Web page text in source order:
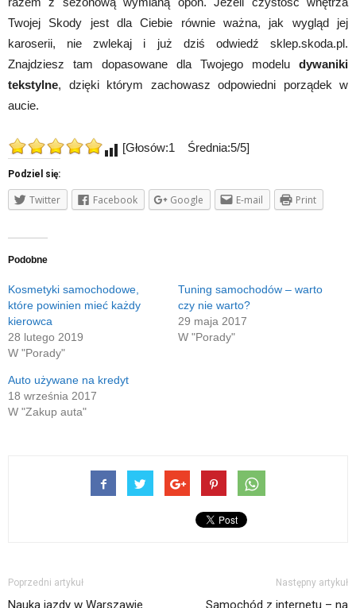
Twojej Skody jest dla Ciebie równie ważna, jak wygląd jej
karoserii, nie zwlekaj i już dziś odwiedź sklep.skoda.pl.
Znajdziesz tam dopasowane dla Twojego modelu dywaniki
tekstylne, dzięki którym zachowasz odpowiedni porządek w
aucie.
[Głosów:1 Średnia:5/5]
Podziel się:
Twitter Facebook Google E-mail Print
Podobne
Kosmetyki samochodowe,
które powinien mieć każdy
kierowca
28 lutego 2019
W "Porady"
Tuning samochodów – warto
czy nie warto?
29 maja 2017
W "Porady"
Auto używane na kredyt
18 września 2017
W "Zakup auta"
Poprzedni artykuł
Nauka jazdy w Warszawie
Następny artykuł
Samochód z internetu – na